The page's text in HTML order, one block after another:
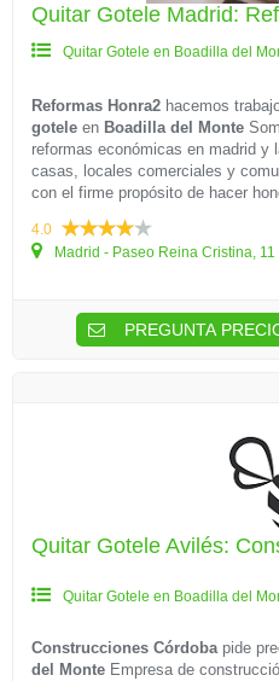
Quitar Gotele Madrid:
Quitar Gotele en Boadilla del
Reformas Honra2 hacemos
gotele en Boadilla del Monte
reformas económicas en madrid y
casas, locales comerciales y
con el firme propósito de hacer
4.0
Madrid - Paseo Reina Cristina,
PREGUNTA
Quitar Gotele Avilés:
Quitar Gotele en Boadilla del
Construcciones Córdobapide
del Monte Empresa de